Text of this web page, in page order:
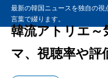
最新の韓国ニュースを独自の
言葉で綴ります。
韓流アトリエ
マ、視聴率や評